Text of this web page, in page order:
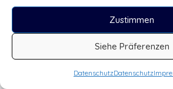
Zustimmen
Siehe Präferenzen
DatenschutzDatenschutz
Schliengerweg, 4057 Basel,